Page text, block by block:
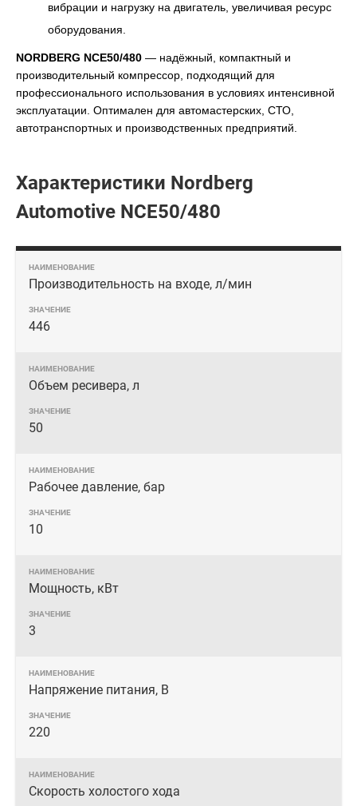
вибрации и нагрузку на двигатель, увеличивая ресурс
оборудования.
NORDBERG NCE50/480 — надёжный, компактный и
производительный компрессор, подходящий для
профессионального использования в условиях интенсивной
эксплуатации. Оптимален для автомастерских, СТО,
автотранспортных и производственных предприятий.
Характеристики Nordberg
Automotive NCE50/480
Производительность на входе, л/мин
446
Объем ресивера, л
50
Рабочее давление, бар
10
Мощность, кВт
3
Напряжение питания, В
220
Скорость холостого хода